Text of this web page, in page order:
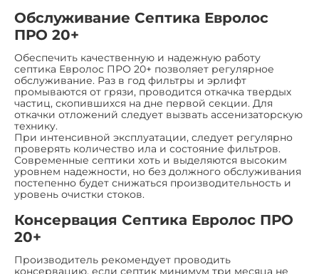
Обслуживание Септика Евролос
ПРО 20+
Обеспечить качественную и надежную работу
септика Евролос ПРО 20+ позволяет регулярное
обслуживание. Раз в год фильтры и эрлифт
промываются от грязи, проводится откачка твердых
частиц, скопившихся на дне первой секции. Для
откачки отложений следует вызвать ассенизаторскую
технику.
При интенсивной эксплуатации, следует регулярно
проверять количество ила и состояние фильтров.
Современные септики хоть и выделяются высоким
уровнем надежности, но без должного обслуживания
постепенно будет снижаться производительность и
уровень очистки стоков.
Консервация Септика Евролос ПРО
20+
Производитель рекомендует проводить